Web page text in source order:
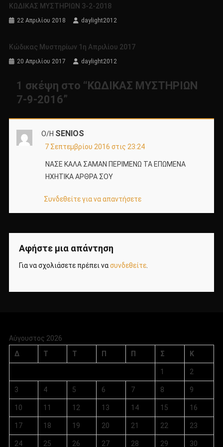
ΚΩΔΙΚΑΣ ΜΥΣΤΗΡΙΩΝ 3-2-2018
22 Απριλίου 2018 daylight2012
Κώδικας Μυστηρίων 1η Απριλίου 2017
20 Απριλίου 2017 daylight2012
1 σκέψη στο “ΚΩΔΙΚΑΣ ΜΥΣΤΗΡΙΩΝ
7-9-2016”
Ο/Η SENIOS
7 Σεπτεμβρίου 2016 στις 23:24
ΝΑΣΕ ΚΑΛΑ ΣΑΜΑΝ ΠΕΡΙΜΕΝΩ ΤΑ ΕΠΩΜΕΝΑ
ΗΧΗΤΙΚΑ ΑΡΘΡΑ ΣΟΥ
Συνδεθείτε για να απαντήσετε
Αφήστε μια απάντηση
Για να σχολιάσετε πρέπει νασυνδεθείτε.
Αύγουστος 2026
Δ
Τ Τ Π Π Σ Κ
1 2
3 4 5 6 7 8 9
10 11 12 13 14 15 16
17 18 19 20 21 22 23
24 25 26 27 28 29 30